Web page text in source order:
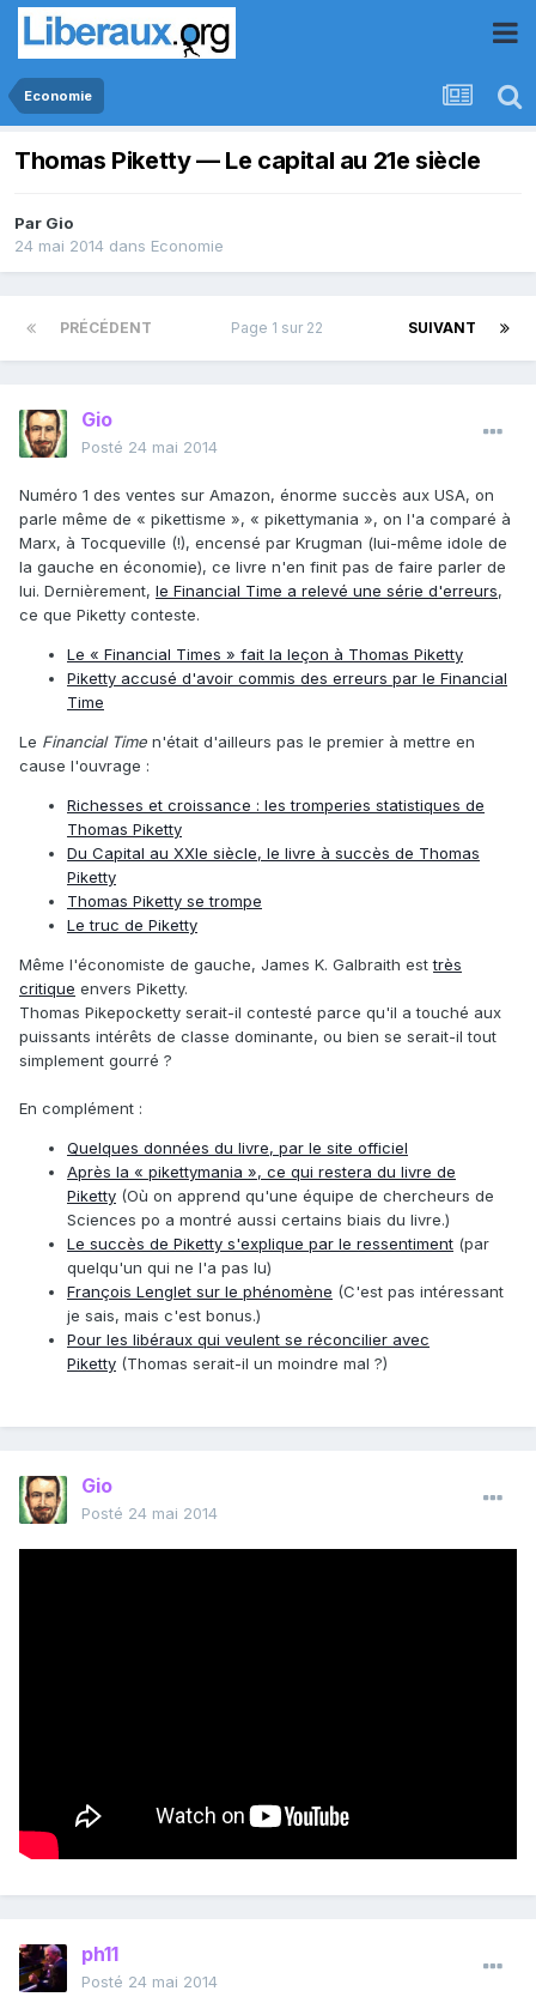
Economie
Thomas Piketty — Le capital au 21e siècle
Par Gio
24 mai 2014 dans Economie
PRÉCÉDENT SUIVANT
Page 1 sur 22
Gio
Posté 24 mai 2014
Numéro 1 des ventes sur Amazon, énorme succès aux USA, on
parle même de « pikettisme », « pikettymania », on l'a comparé à
Marx, à Tocqueville (!), encensé par Krugman (lui-même idole de
la gauche en économie), ce livre n'en finit pas de faire parler de
lui. Dernièrement, le Financial Time a relevé une série d'erreurs,
ce que Piketty conteste.
Le « Financial Times » fait la leçon à Thomas Piketty
Piketty accusé d'avoir commis des erreurs par le Financial
Time
Le Financial Time n'était d'ailleurs pas le premier à mettre en
cause l'ouvrage :
Richesses et croissance : les tromperies statistiques de
Thomas Piketty
Du Capital au XXIe siècle, le livre à succès de Thomas
Piketty
Thomas Piketty se trompe
Le truc de Piketty
Même l'économiste de gauche, James K. Galbraith esttrès
critique envers Piketty.
Thomas Pikepocketty serait-il contesté parce qu'il a touché aux
puissants intérêts de classe dominante, ou bien se serait-il tout
simplement gourré ?
En complément :
Quelques données du livre, par le site officiel
Après la « pikettymania », ce qui restera du livre de
Piketty (Où on apprend qu'une équipe de chercheurs de
Sciences po a montré aussi certains biais du livre.)
Le succès de Piketty s'explique par le ressentiment (par
quelqu'un qui ne l'a pas lu)
François Lenglet sur le phénomène (C'est pas intéressant
je sais, mais c'est bonus.)
Pour les libéraux qui veulent se réconcilier avec
Piketty (Thomas serait-il un moindre mal ?)
Gio
Posté 24 mai 2014
ph11
Posté 24 mai 2014